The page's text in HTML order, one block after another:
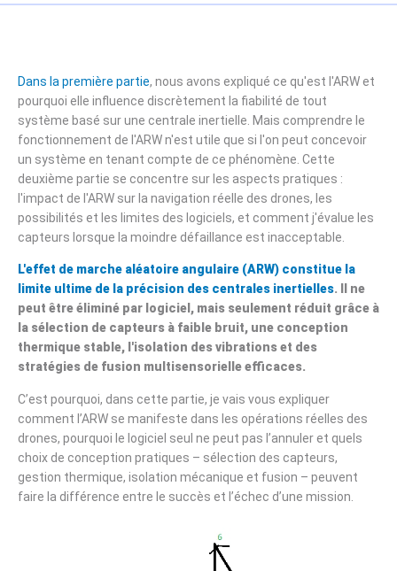
Dans la première partie, nous avons expliqué ce qu'est l'ARW et
pourquoi elle influence discrètement la fiabilité de tout
système basé sur une centrale inertielle. Mais comprendre le
fonctionnement de l'ARW n'est utile que si l'on peut concevoir
un système en tenant compte de ce phénomène. Cette
deuxième partie se concentre sur les aspects pratiques :
l'impact de l'ARW sur la navigation réelle des drones, les
possibilités et les limites des logiciels, et comment j'évalue les
capteurs lorsque la moindre défaillance est inacceptable.
L'effet de marche aléatoire angulaire (ARW) constitue la
limite ultime de la précision des centrales inertielles. Il ne
peut être éliminé par logiciel, mais seulement réduit grâce à
la sélection de capteurs à faible bruit, une conception
thermique stable, l'isolation des vibrations et des
stratégies de fusion multisensorielle efficaces.
C’est pourquoi, dans cette partie, je vais vous expliquer
comment l’ARW se manifeste dans les opérations réelles des
drones, pourquoi le logiciel seul ne peut pas l’annuler et quels
choix de conception pratiques – sélection des capteurs,
gestion thermique, isolation mécanique et fusion – peuvent
faire la différence entre le succès et l’échec d’une mission.